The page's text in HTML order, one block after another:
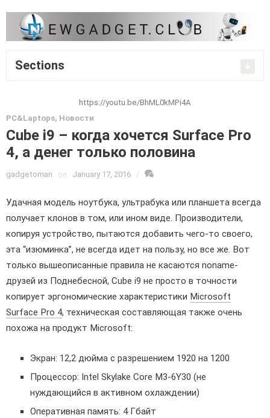
Sections
https://youtu.be/BhML0kMPi4A
PC&Laptops, Новости
Cube i9 – когда хочется Surface Pro
4, а денег только половина
gadgetoman on January 17, 2016 /
Удачная модель ноутбука, ультрабука или планшета всегда
получает клонов в том, или ином виде. Производители,
копируя устройство, пытаются добавить чего-то своего,
эта “изюминка”, не всегда идет на пользу, но все же. Вот
только вышеописанные правила не касаются noname-
друзей из Поднебесной, Cube i9 не просто в точности
копирует эргономические характеристики Microsoft
Surface Pro 4, техническая составляющая также очень
похожа на продукт Microsoft:
Экран: 12,2 дюйма с разрешением 1920 на 1200
Процессор: Intel Skylake Core M3-6Y30 (не
нуждающийся в активном охлаждении)
Оперативная память: 4 Гбайт